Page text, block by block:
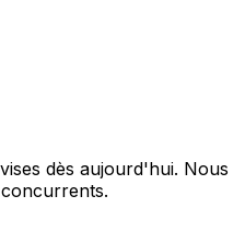
dès aujourd'hui. Nous